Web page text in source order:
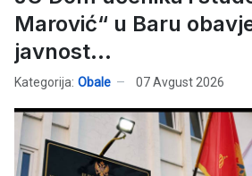
Marović“ u Baru
javnost...
Kategorija: Obale 07 Avgust 2026